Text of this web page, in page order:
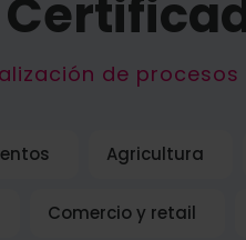
de
Agricultura
Comercio y retail